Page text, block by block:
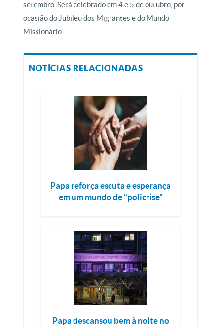
setembro. Será celebrado em 4 e 5 de outubro, por
ocasião do Jubileu dos Migrantes e do Mundo
Missionário.
NOTÍCIAS RELACIONADAS
Papa reforça escuta e esperança
em um mundo de “policrise”
Papa descansou bem à noite no